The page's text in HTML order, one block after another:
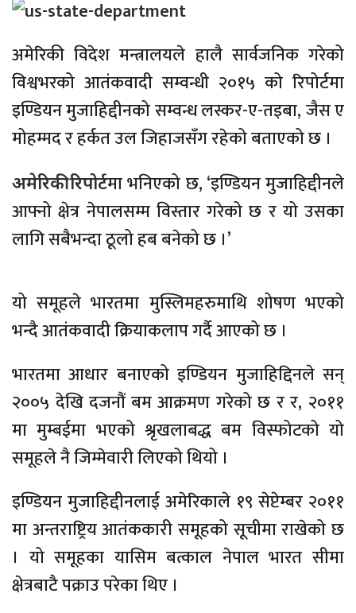
अमेरिकी विदेश मन्त्रालयले हालै सार्वजनिक गरेको
विश्वभरको आतंकवादी सम्वन्धी २०१५ को रिपोर्टमा
इण्डियन मुजाहिद्दीनको सम्वन्ध लस्कर-ए-तइबा, जैस ए
मोहम्मद र हर्कत उल जिहाजसँग रहेको बताएको छ ।
अमेरिकी रिपोर्टमा भनिएको छ, ‘इण्डियन मुजाहिद्दीनले
आफ्नो क्षेत्र नेपालसम्म विस्तार गरेको छ र यो उसका
लागि सबैभन्दा ठूलो हब बनेको छ ।’
यो समूहले भारतमा मुस्लिमहरुमाथि शोषण भएको
भन्दै आतंकवादी क्रियाकलाप गर्दै आएको छ ।
भारतमा आधार बनाएको इण्डियन मुजाहिद्दिनले सन्
२००५ देखि दजनौं बम आक्रमण गरेको छ र र, २०११
मा मुम्बईमा भएको श्रृखलाबद्ध बम विस्फोटको यो
समूहले नै जिम्मेवारी लिएको थियो ।
इण्डियन मुजाहिद्दीनलाई अमेरिकाले १९ सेप्टेम्बर २०११
मा अन्तराष्ट्रिय आतंककारी समूहको सूचीमा राखेको छ
। यो समूहका यासिम बत्काल नेपाल भारत सीमा
क्षेत्रबाटै पक्राउ परेका थिए ।